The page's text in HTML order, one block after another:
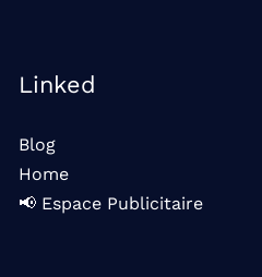
Linked
Blog
Home
📢 Espace Publicitaire